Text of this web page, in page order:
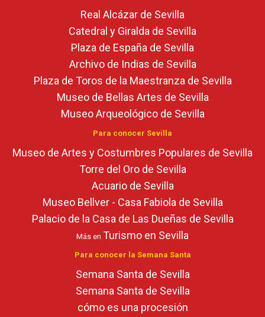
Real Alcázar de Sevilla
Catedral y Giralda de Sevilla
Plaza de España de Sevilla
Archivo de Indias de Sevilla
Plaza de Toros de la Maestranza de Sevilla
Museo de Bellas Artes de Sevilla
Museo Arqueológico de Sevilla
Para conocer Sevilla
Museo de Artes y Costumbres Populares de Sevilla
Torre del Oro de Sevilla
Acuario de Sevilla
Museo Bellver - Casa Fabiola de Sevilla
Palacio de la Casa de Las Dueñas de Sevilla
Más en Turismo en Sevilla
Para conocer la Semana Santa
Semana Santa de Sevilla
Semana Santa de Sevilla
cómo es una procesión